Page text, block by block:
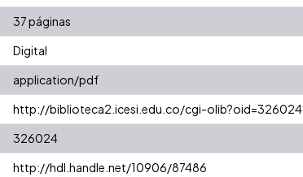
37 páginas
Digital
application/pdf
http://biblioteca2.icesi.edu.co/cgi-olib?oid=326024
326024
http://hdl.handle.net/10906/87486